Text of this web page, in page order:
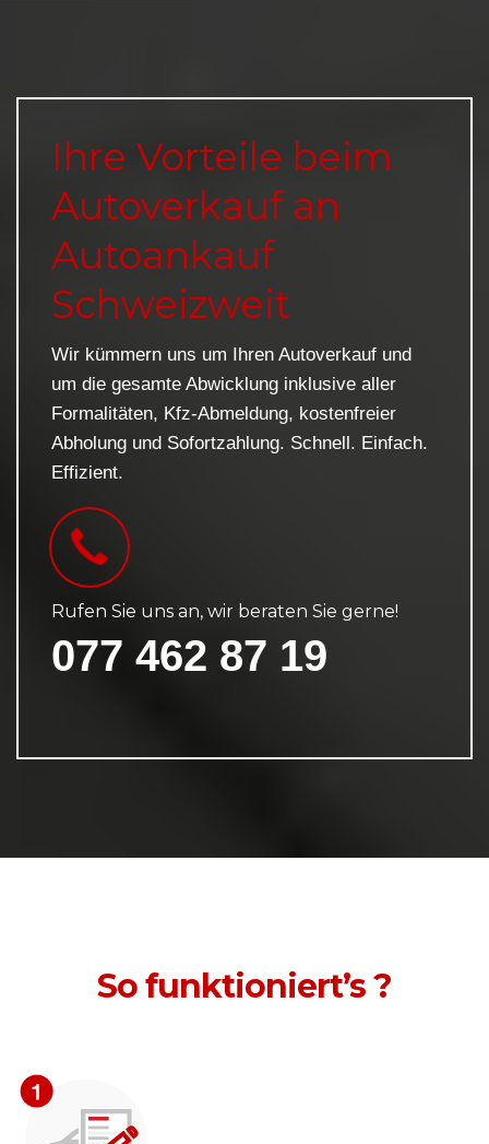
Ihre Vorteile beim
Autoverkauf an
Autoankauf
Schweizweit
Wir kümmern uns um Ihren Autoverkauf und
um die gesamte Abwicklung inklusive aller
Formalitäten, Kfz-Abmeldung, kostenfreier
Abholung und Sofortzahlung. Schnell. Einfach.
Effizient.
Rufen Sie uns an, wir beraten Sie gerne!
077 462 87 19
So funktioniert’s ?